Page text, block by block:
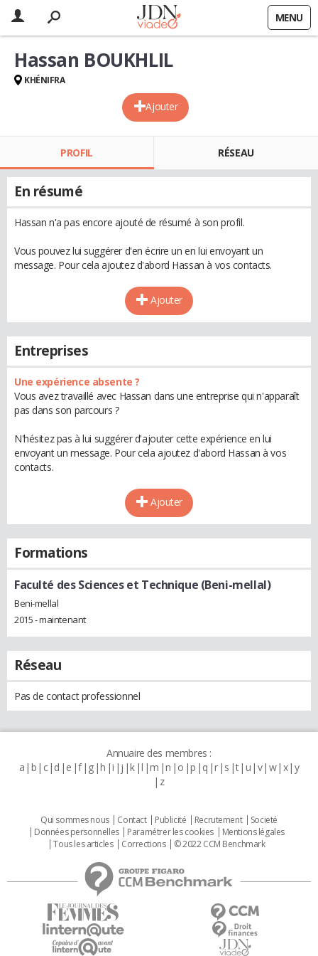
MENU
Ajouter
Hassan BOUKHLIL
KHÉNIFRA
PROFIL RÉSEAU
En résumé
Hassan n'a pas encore ajouté de résumé à son profil.
Vous pouvez lui suggérer d'en écrire un en lui envoyant un
message. Pour cela ajoutez d'abord Hassan à vos contacts.
Ajouter
Entreprises
Une expérience absente ?
Vous avez travaillé avec Hassan dans une entreprise qui n'apparaît
pas dans son parcours ?
N'hésitez pas à lui suggérer d'ajouter cette expérience en lui
envoyant un message. Pour cela ajoutez d'abord Hassan à vos
contacts.
Ajouter
Formations
Faculté des Sciences et Technique (Beni-mellal)
Beni-mellal
2015 - maintenant
Réseau
Pas de contact professionnel
Annuaire des membres :
a b c d e f g h i j k l m n o p q r s t u v w x y
z
Qui sommes nous Contact Publicité Recrutement
Societé
Données personnelles
Paramétrer les cookies
Mentions légales
Tous les articles
Corrections © 2022 CCM Benchmark